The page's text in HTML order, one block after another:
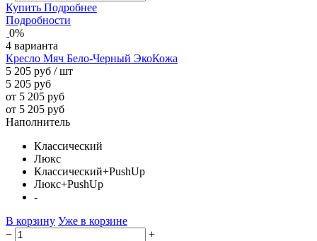
Купить Подробнее
Подробности
0%
4 варианта
Кресло Мяч Бело-Черный ЭкоКожа
5 205 руб / шт
5 205 руб
от 5 205 руб
от 5 205 руб
Наполнитель
Классический
Люкс
Классический+PushUp
Люкс+PushUp
-
В корзину Уже в корзине
−
+